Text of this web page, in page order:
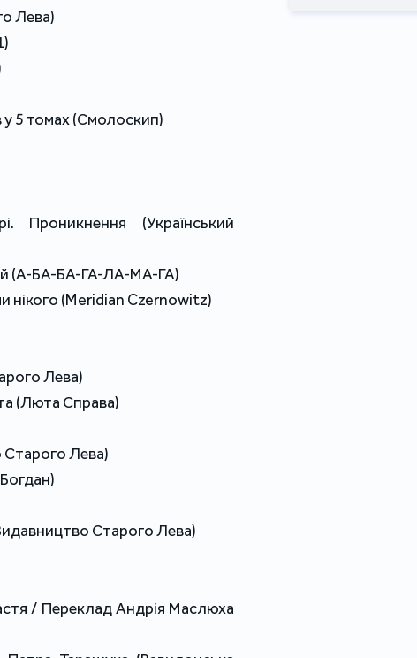
Лева)
у 5 томах (Смолоскип)
Проникнення (Український
(А-БА-БА-ГА-ЛА-МА-ГА)
нікого (Meridian Czernowitz)
Лева)
(Люта Справа)
Старого Лева)
Старого Лева)
/ Переклад Андрія Маслюха